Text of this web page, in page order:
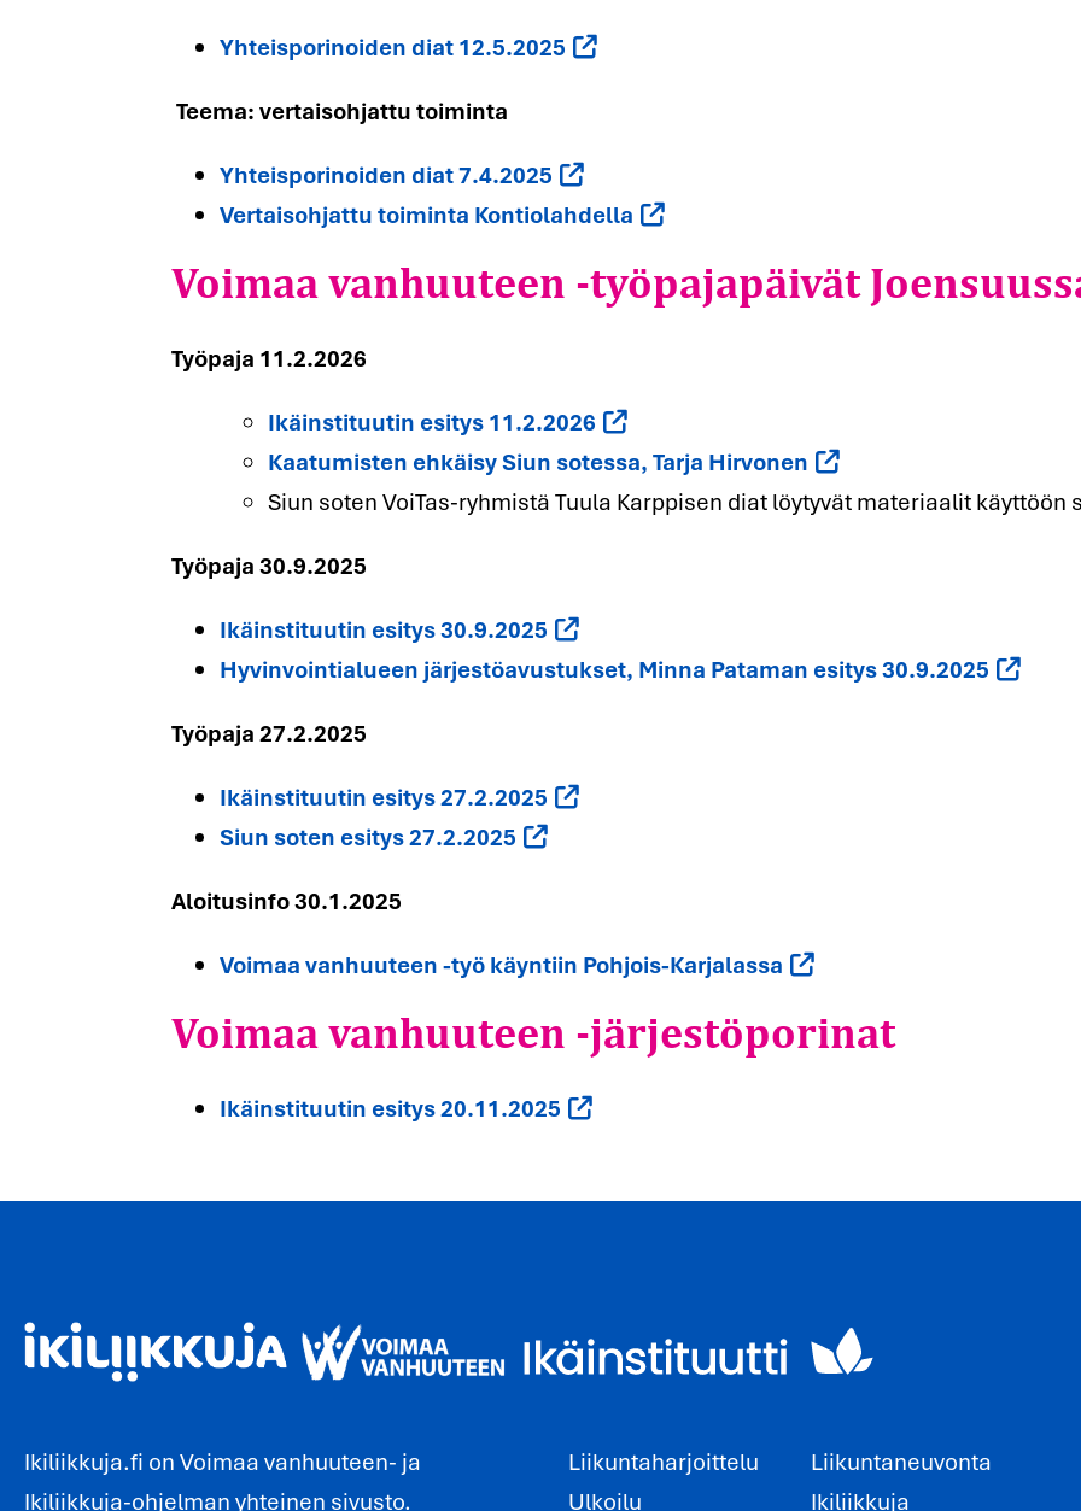
Yhteisporinoiden diat 12.5.2025
Teema: vertaisohjattu toiminta
Yhteisporinoiden diat 7.4.2025
Vertaisohjattu toiminta Kontiolahdella
Voimaa vanhuuteen -työpajapäivät
Työpaja 11.2.2026
Ikäinstituutin esitys 11.2.2026
Kaatumisten ehkäisy Siun sotessa, Tarja Hirvonen
Siun soten VoiTas-ryhmistä Tuula Karppisen diat löytyvät materiaalit käyttöön
Työpaja 30.9.2025
Ikäinstituutin esitys 30.9.2025
Hyvinvointialueen järjestöavustukset, Minna Pataman esitys 30.9.2025
Työpaja 27.2.2025
Ikäinstituutin esitys 27.2.2025
Siun soten esitys 27.2.2025
Aloitusinfo 30.1.2025
Voimaa vanhuuteen -työ käyntiin Pohjois-Karjalassa
Voimaa vanhuuteen -järjestöporinat
Ikäinstituutin esitys 20.11.2025
Ikiliikkuja.fi on Voimaa vanhuuteen- ja
Ikiliikkuja-ohjelman yhteinen sivusto.
Liikuntaharjoittelu
Liikuntaneuvonta
Ulkoilu
Ikiliikkuja